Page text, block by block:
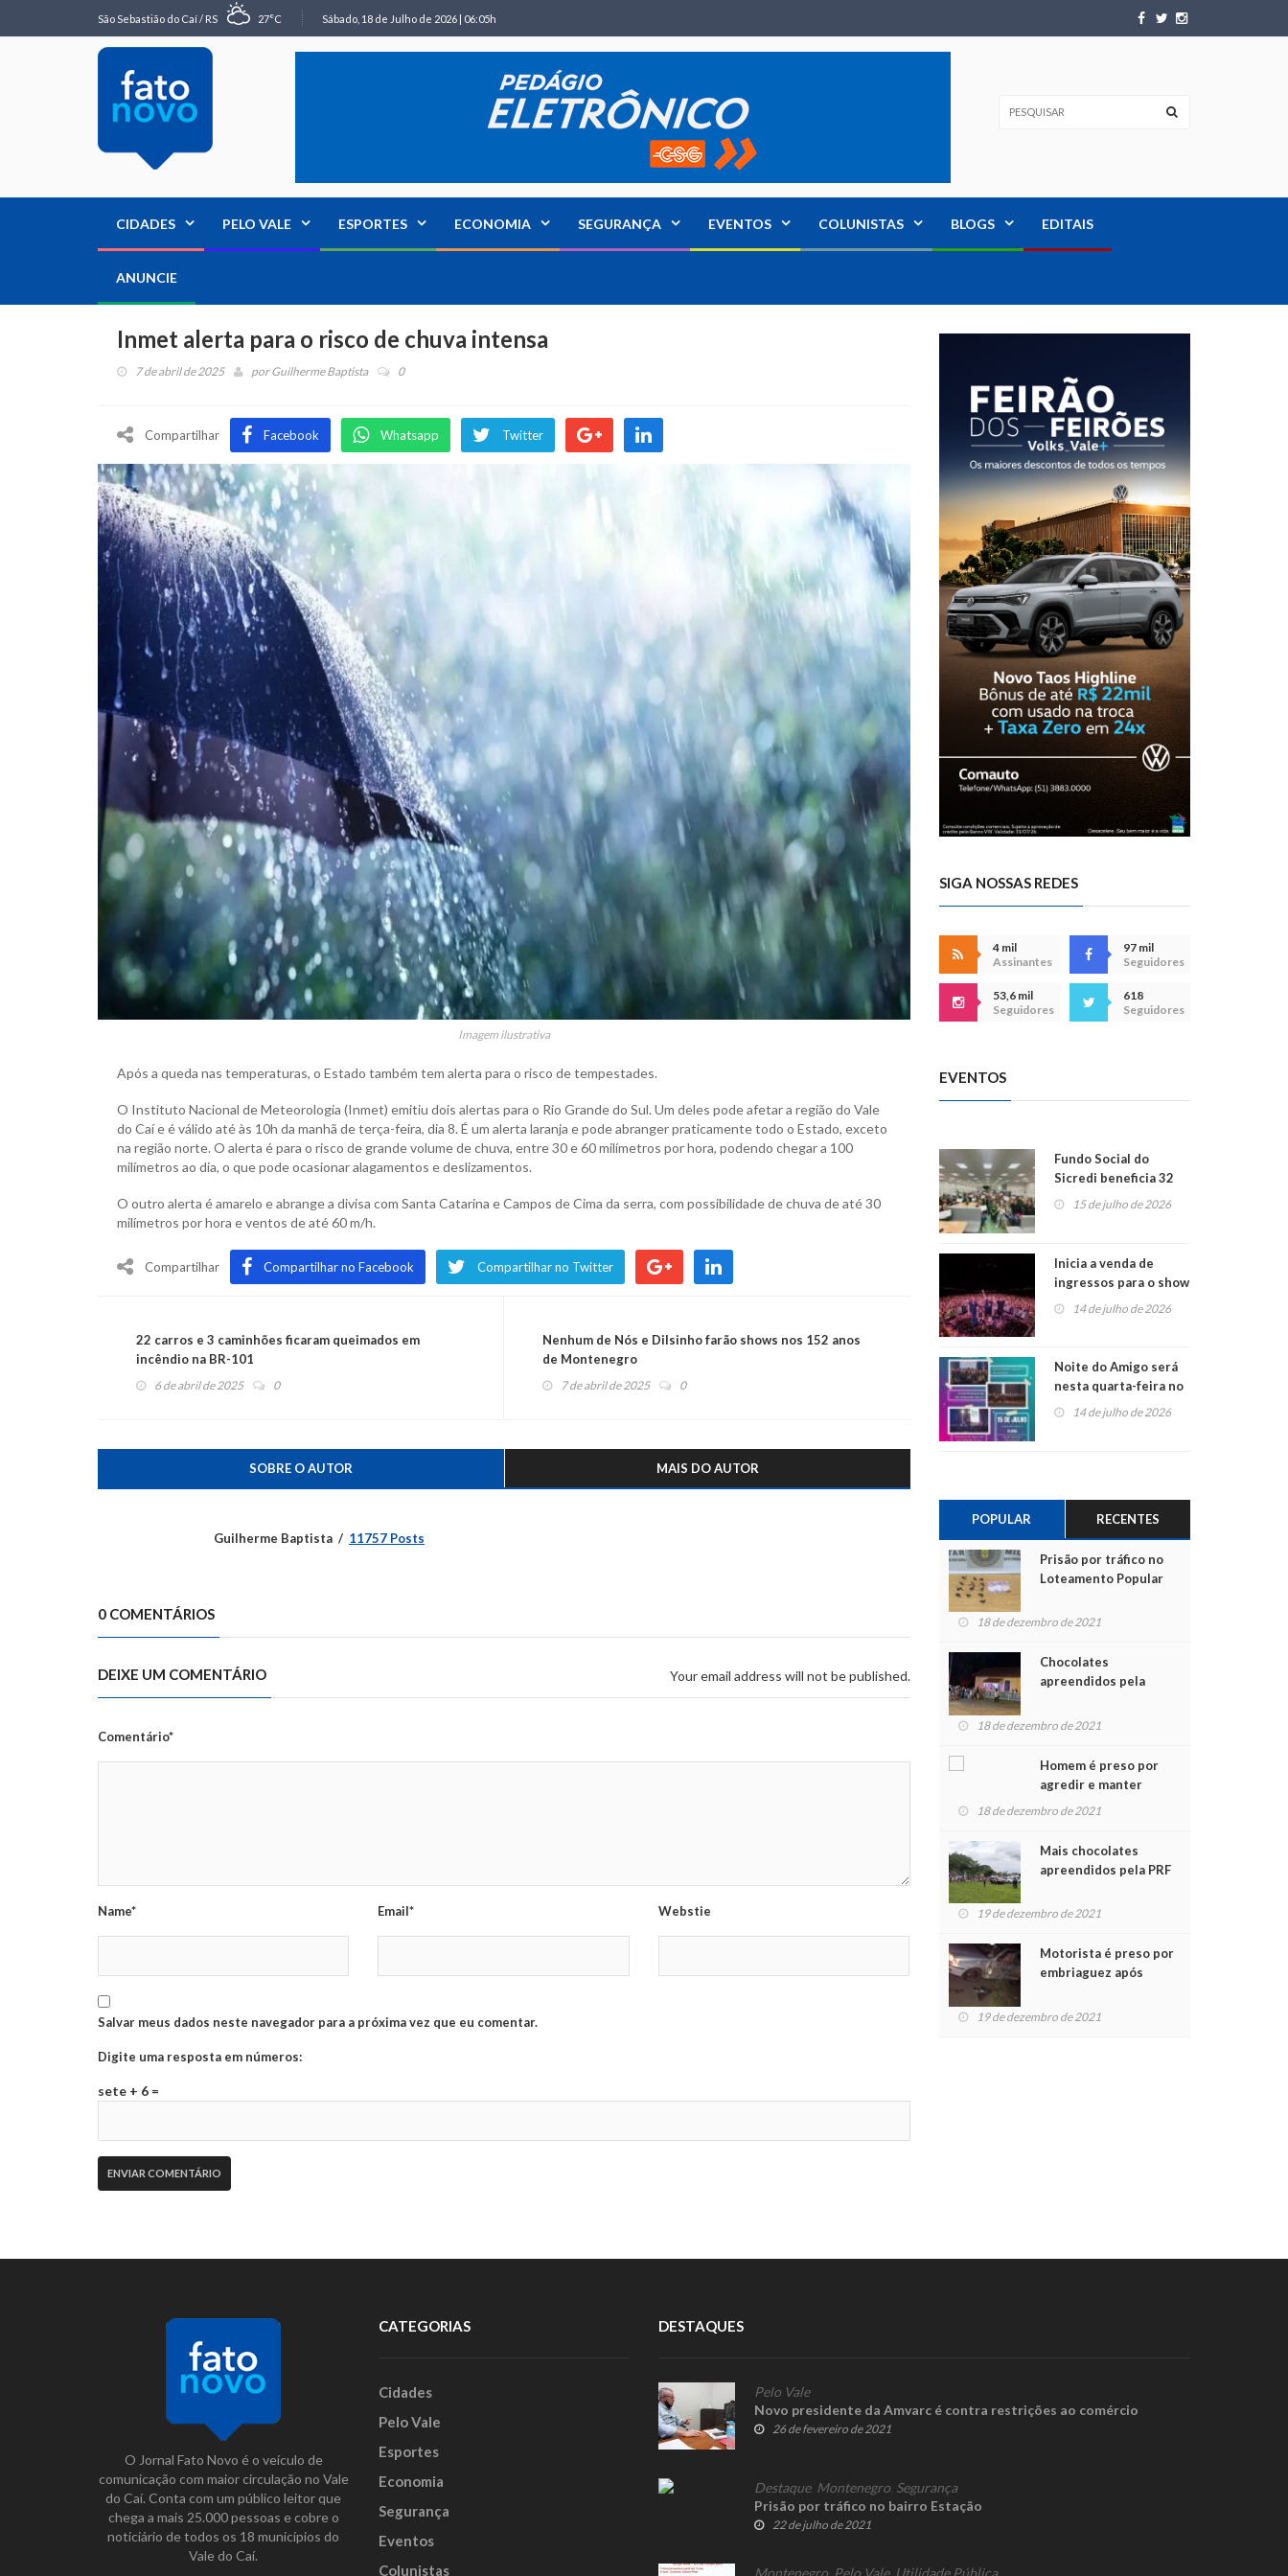
São Sebastião do Caí / RS 27°C Sábado, 18 de Julho de 2026 | 06:05h
CIDADES PELO VALE ESPORTES ECONOMIA SEGURANÇA EVENTOS COLUNISTAS BLOGS EDITAIS
ANUNCIE
Inmet alerta para o risco de chuva intensa
7 de abril de 2025 porGuilherme Baptista 0
Compartilhar Facebook Whatsapp Twitter
Imagem ilustrativa
Após a queda nas temperaturas, o Estado também tem alerta para o risco de tempestades.
O Instituto Nacional de Meteorologia (Inmet) emitiu dois alertas para o Rio Grande do Sul. Um deles pode afetar a região do Vale
do Caí e é válido até às 10h da manhã de terça-feira, dia 8. É um alerta laranja e pode abranger praticamente todo o Estado, exceto
na região norte. O alerta é para o risco de grande volume de chuva, entre 30 e 60 milímetros por hora, podendo chegar a 100
milímetros ao dia, o que pode ocasionar alagamentos e deslizamentos.
O outro alerta é amarelo e abrange a divisa com Santa Catarina e Campos de Cima da serra, com possibilidade de chuva de até 30
milímetros por hora e ventos de até 60 m/h.
Compartilhar Compartilhar no Facebook Compartilhar no Twitter
22 carros e 3 caminhões ficaram queimados em
incêndio na BR-101
6 de abril de 2025 0
Nenhum de Nós e Dilsinho farão shows nos 152 anos
de Montenegro
7 de abril de 2025 0
SOBRE O AUTOR MAIS DO AUTOR
Guilherme Baptista 11757 Posts
0 COMENTÁRIOS
DEIXE UM COMENTÁRIO Your email address will not be published.
Comentário*
Name* Email* Webstie
Salvar meus dados neste navegador para a próxima vez que eu comentar.
Digite uma resposta em números:
sete + 6 =
SIGA NOSSAS REDES
4 mil
Assinantes
97 mil
Seguidores
53,6 mil
Seguidores
618
Seguidores
EVENTOS
Fundo Social do
Sicredi beneficia 32
projetos em
15 de julho de 2026
Inicia a venda de
ingressos para o show
do Jota Quest nos 45
anos da Sicredi Ouro
14 de julho de 2026
Noite do Amigo será
nesta quarta-feira no
Centro de Cultura de
14 de julho de 2026
POPULAR RECENTES
Prisão por tráfico no
Loteamento Popular
18 de dezembro de 2021
Chocolates
apreendidos pela
para crianças na
18 de dezembro de 2021
Homem é preso por
agredir e manter
mulher em cárcere
18 de dezembro de 2021
Mais chocolates
apreendidos pela PRF
crianças no Natal
19 de dezembro de 2021
Motorista é preso por
embriaguez após
feridos
19 de dezembro de 2021
O Jornal Fato Novo é o veículo de
comunicação com maior circulação no Vale
do Caí. Conta com um público leitor que
chega a mais 25.000 pessoas e cobre o
noticiário de todos os 18 municípios do
Vale do Caí.
CATEGORIAS
Cidades
Pelo Vale
Esportes
Economia
Segurança
Eventos
Colunistas
DESTAQUES
Pelo Vale
Novo presidente da Amvarc é contra restrições ao comércio
26 de fevereiro de 2021
Destaque, Montenegro Segurança
Prisão por tráfico no bairro Estação
22 de julho de 2021